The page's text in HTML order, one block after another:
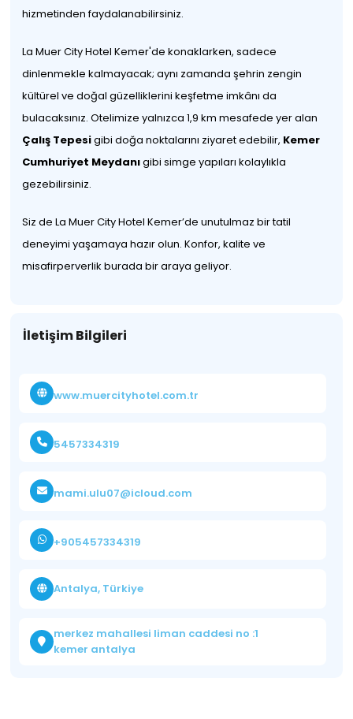
hizmetinden faydalanabilirsiniz.
La Muer City Hotel Kemer'de konaklarken, sadece
dinlenmekle kalmayacak; aynı zamanda şehrin zengin
kültürel ve doğal güzelliklerini keşfetme imkânı da
bulacaksınız. Otelimize yalnızca 1,9 km mesafede yer alan
Çalış Tepesigibi doğa noktalarını ziyaret edebilir, Kemer
Cumhuriyet Meydanıgibi simge yapıları kolaylıkla
gezebilirsiniz.
Siz de La Muer City Hotel Kemer’de unutulmaz bir tatil
deneyimi yaşamaya hazır olun. Konfor, kalite ve
misafirperverlik burada bir araya geliyor.
İletişim Bilgileri
www.muercityhotel.com.tr
5457334319
mami.ulu07@icloud.com
+905457334319
Antalya, Türkiye
merkez mahallesi liman caddesi no :1
kemer antalya